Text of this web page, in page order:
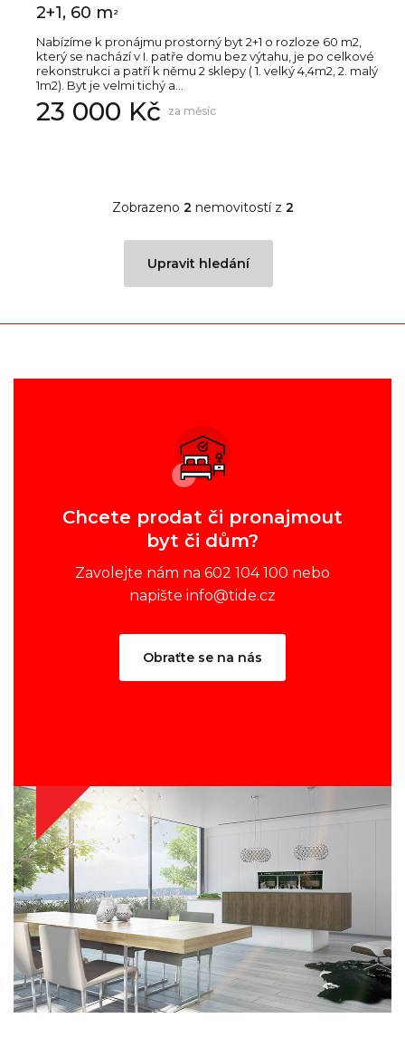
2+1, 60 m 2
Nabízíme k pronájmu prostorný byt 2+1 o rozloze 60 m2,
který se nachází v I. patře domu bez výtahu, je po celkové
rekonstrukci a patří k němu 2 sklepy ( 1. velký 4,4m2, 2. malý
1m2). Byt je velmi tichý a...
23 000 Kč za měsíc
Zobrazeno 2 nemovitostí z 2
Upravit hledání
Chcete prodat či pronajmout
byt či dům?
Zavolejte nám na 602 104 100 nebo
napište info@tide.cz
Obraťte se na nás